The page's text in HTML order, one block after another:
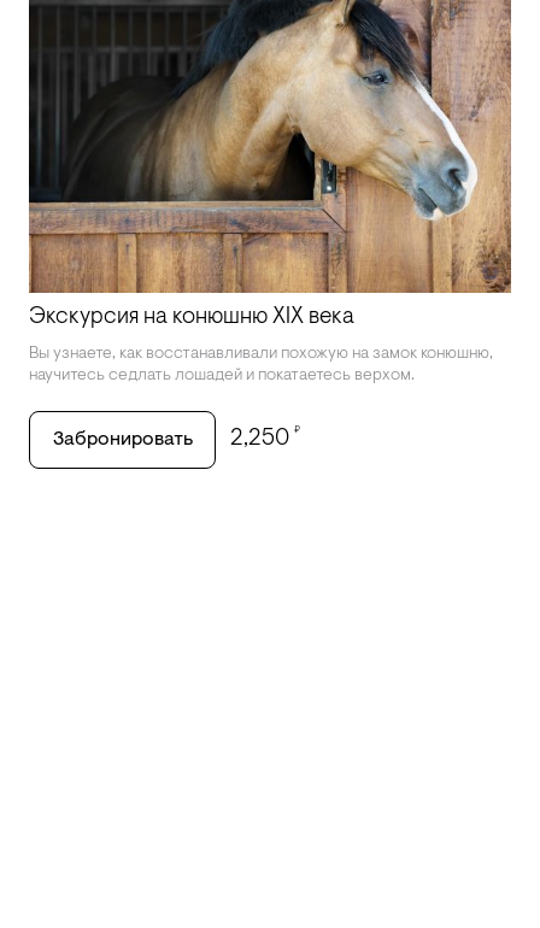
Экскурсия на конюшню XIX века
Вы узнаете, как восстанавливали похожую на замок конюшню,
научитесь седлать лошадей и покатаетесь верхом.
Забронировать 2,250 ₽